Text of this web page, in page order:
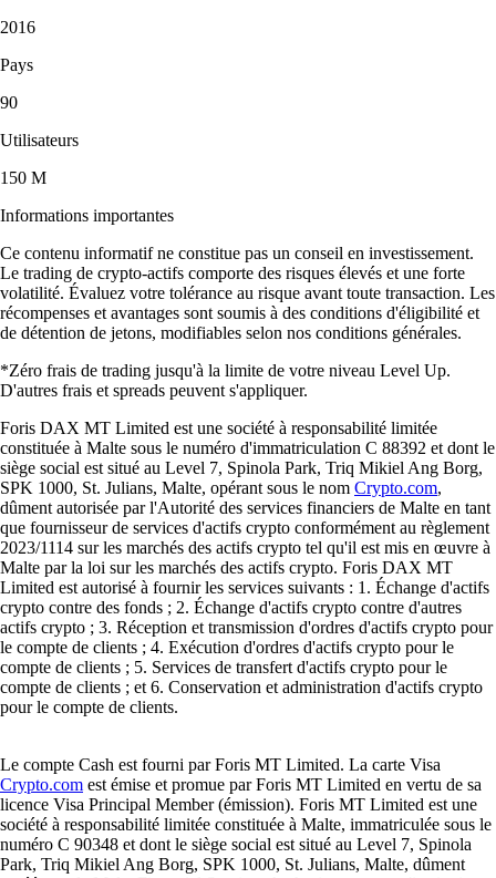
2016
Pays
90
Utilisateurs
150 M
Informations importantes
Ce contenu informatif ne constitue pas un conseil en investissement.
Le trading de crypto-actifs comporte des risques élevés et une forte
volatilité. Évaluez votre tolérance au risque avant toute transaction. Les
récompenses et avantages sont soumis à des conditions d'éligibilité et
de détention de jetons, modifiables selon nos conditions générales.
*Zéro frais de trading jusqu'à la limite de votre niveau Level Up.
D'autres frais et spreads peuvent s'appliquer.
Foris DAX MT Limited est une société à responsabilité limitée
constituée à Malte sous le numéro d'immatriculation C 88392 et dont le
siège social est situé au Level 7, Spinola Park, Triq Mikiel Ang Borg,
SPK 1000, St. Julians, Malte, opérant sous le nom Crypto.com,
dûment autorisée par l'Autorité des services financiers de Malte en tant
que fournisseur de services d'actifs crypto conformément au règlement
2023/1114 sur les marchés des actifs crypto tel qu'il est mis en œuvre à
Malte par la loi sur les marchés des actifs crypto. Foris DAX MT
Limited est autorisé à fournir les services suivants : 1. Échange d'actifs
crypto contre des fonds ; 2. Échange d'actifs crypto contre d'autres
actifs crypto ; 3. Réception et transmission d'ordres d'actifs crypto pour
le compte de clients ; 4. Exécution d'ordres d'actifs crypto pour le
compte de clients ; 5. Services de transfert d'actifs crypto pour le
compte de clients ; et 6. Conservation et administration d'actifs crypto
pour le compte de clients.
Le compte Cash est fourni par Foris MT Limited. La carte Visa
Crypto.com est émise et promue par Foris MT Limited en vertu de sa
licence Visa Principal Member (émission). Foris MT Limited est une
société à responsabilité limitée constituée à Malte, immatriculée sous le
numéro C 90348 et dont le siège social est situé au Level 7, Spinola
Park, Triq Mikiel Ang Borg, SPK 1000, St. Julians, Malte, dûment